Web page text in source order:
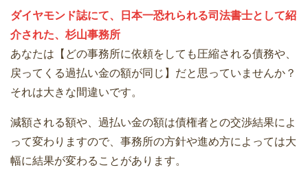
ダイヤモンド誌にて、日本一恐れられる司法書士として紹
介された、杉山事務所
あなたは【どの事務所に依頼をしても圧縮される債務や、
戻ってくる過払い金の額が同じ】だと思っていませんか？
それは大きな間違いです。
減額される額や、過払い金の額は債権者との交渉結果によ
って変わりますので、事務所の方針や進め方によっては大
幅に結果が変わることがあります。